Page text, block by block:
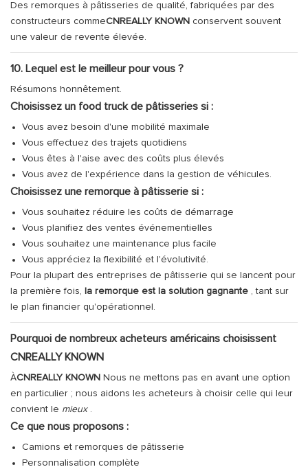
Des remorques à pâtisseries de qualité, fabriquées par des
constructeurs commeCNREALLY KNOWN conservent souvent
une valeur de revente élevée.
10. Lequel est le meilleur pour vous ?
Résumons honnêtement.
Choisissez un food truck de pâtisseries si :
Vous avez besoin d'une mobilité maximale
Vous effectuez des trajets quotidiens
Vous êtes à l'aise avec des coûts plus élevés
Vous avez de l'expérience dans la gestion de véhicules.
Choisissez une remorque à pâtisserie si :
Vous souhaitez réduire les coûts de démarrage
Vous planifiez des ventes événementielles
Vous souhaitez une maintenance plus facile
Vous appréciez la flexibilité et l'évolutivité.
Pour la plupart des entreprises de pâtisserie qui se lancent pour
la première fois,
la remorque est la solution gagnante , tant sur
le plan financier qu'opérationnel.
Pourquoi de nombreux acheteurs américains choisissent
CNREALLY KNOWN
ÀCNREALLY KNOWN Nous ne mettons pas en avant une option
en particulier ; nous aidons les acheteurs à choisir celle qui leur
convient le mieux.
Ce que nous proposons :
Camions et remorques de pâtisserie
Personnalisation complète